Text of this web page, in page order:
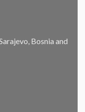
Bosnia and